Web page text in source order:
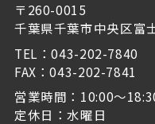
〒260-0015
千葉県千葉市中央区富
TEL：043-202-7840
FAX：043-202-7841
営業時間：10:00～
定休日：水曜日